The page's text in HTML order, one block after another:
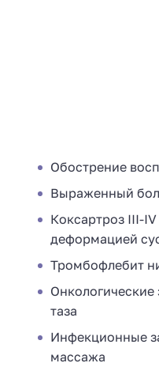
Обострение
Выраженный
Коксартроз III-
деформацией
Тромбофлебит
Онкологические
таза
Инфекционные
массажа